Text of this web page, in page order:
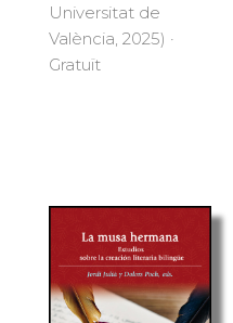
Universitat de
València, 2025) ·
Gratuït